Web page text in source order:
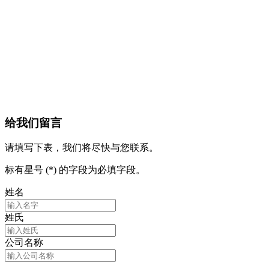
给我们留言
请填写下表，我们将尽快与您联系。
标有星号 (*) 的字段为必填字段。
姓名
姓氏
公司名称